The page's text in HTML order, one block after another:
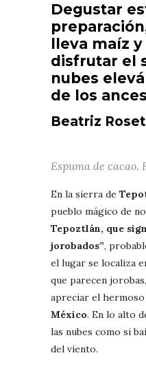
Degustar
lleva maíz
disfrutar el
nubes
de los
Beatriz
Espuma de cacao.
En la sierra de
pueblo mágico de
Tepoztlán, que
jorobados”,
el lugar se localiza
que parecen
apreciar el hermoso
México. En lo alto
las nubes como si
del viento.